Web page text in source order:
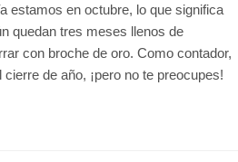
estamos en octubre, lo que significa
quedan tres meses llenos de
con broche de oro. Como contador,
de año, ¡pero no te preocupes!